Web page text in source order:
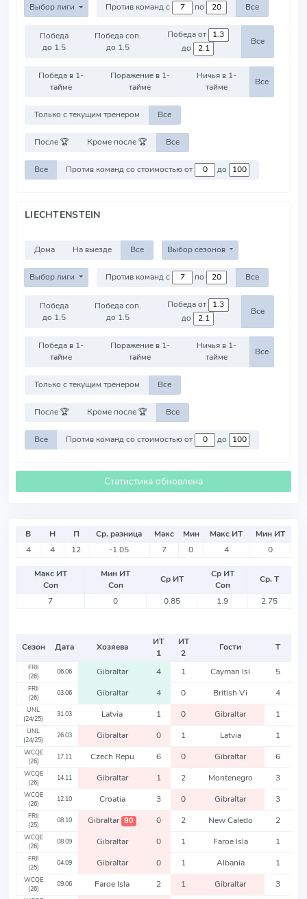
Выбор лиги Против команд с по Все
Победа
до 1.5
Победа соп.
до 1.5
Победа от
до
Все
Победа в 1-
тайме
Поражение в 1-
тайме
Ничья в 1-
тайме
Все
Только с текущим тренером Все
После 🏆 Кроме после 🏆 Все
Все Против команд со стоимостью от до
LIECHTENSTEIN
Дома На выезде Все Выбор сезонов
Выбор лиги Против команд с по Все
Победа
до 1.5
Победа соп.
до 1.5
Победа от
до
Все
Победа в 1-
тайме
Поражение в 1-
тайме
Ничья в 1-
тайме
Все
Только с текущим тренером Все
После 🏆 Кроме после 🏆 Все
Все Против команд со стоимостью от до
Статистика обновлена
В Н П Ср. разница Макс Мин Макс ИТ
Мин ИТ
4
4 12 -1.05 7 0 4 0
Макс ИТ
Соп
Мин ИТ
Соп
Ср ИТ
Ср ИТ
Соп
Ср. Т
7
0 0.85 1.9 2.75
Сезон Дата Хозяева
ИТ
1
ИТ
2
Гости Т
FRII
(26)
06.06 Gibraltar 4 1 Cayman Isl 5
FRII
(26)
03.06 Gibraltar 4 0 British Vi 4
UNL
(24/25)
31.03 Latvia 1 0 Gibraltar 1
UNL
(24/25)
26.03 Gibraltar 0 1 Latvia 1
WCQE
(26)
17.11 Czech Repu 6 0 Gibraltar 6
WCQE
(26)
14.11 Gibraltar 1 2 Montenegro 3
WCQE
(26)
12.10 Croatia 3 0 Gibraltar 3
FRII
(25)
08.10 Gibraltar 90 0 2 New Caledo 2
WCQE
(26)
08.09 Gibraltar 0 1 Faroe Isla 1
FRII
(25)
04.09 Gibraltar 0 1 Albania 1
WCQE
(26)
09.06 Faroe Isla 2 1 Gibraltar 3